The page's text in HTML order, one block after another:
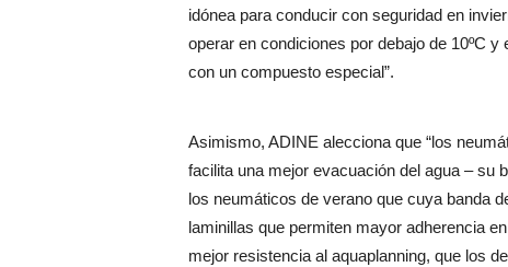
idónea para conducir con seguridad en
operar en condiciones por debajo de 10ºC
con un compuesto especial”.
Asimismo, ADINE alecciona que “los
facilita una mejor evacuación del agua – su
los neumáticos de verano que cuya banda
laminillas que permiten mayor adherencia
mejor resistencia al aquaplanning, que los